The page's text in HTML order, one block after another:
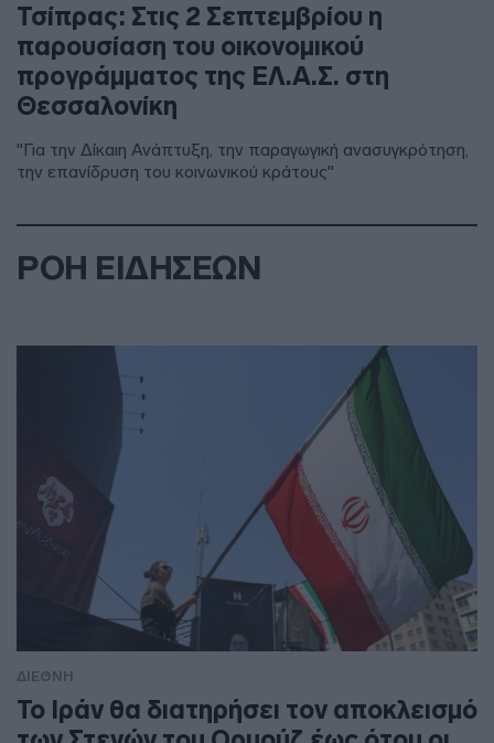
Τσίπρας: Στις 2 Σεπτεμβρίου η
παρουσίαση του οικονομικού
προγράμματος της ΕΛ.Α.Σ. στη
Θεσσαλονίκη
"Για την Δίκαιη Ανάπτυξη, την παραγωγική ανασυγκρότηση,
την επανίδρυση του κοινωνικού κράτους"
ΡΟΗ ΕΙΔΗΣΕΩΝ
ΔΙΕΘΝΗ
To Ιράν θα διατηρήσει τον αποκλεισμό